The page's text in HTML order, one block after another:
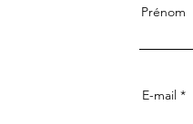
Prénom
E-mail